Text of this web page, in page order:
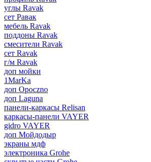
углы Ravak
сет Равак
мебель Ravak
поддоны Ravak
смесители Ravak
сет Ravak
г/м Ravak
доп мойки
1MarKa
доп Opoczno
доп Laguna
панели-каркасы Relisan
каркасы-панели VAYER
gidro VAYER
доп Мойдодыр
экраны мдф
электроника Grohe